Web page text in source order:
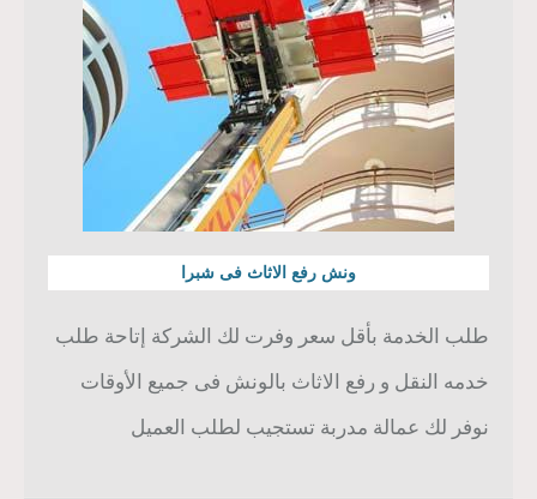
ونش رفع الاثاث فى شبرا
طلب الخدمة بأقل سعر وفرت لك الشركة إتاحة طلب
خدمه النقل و رفع الاثاث بالونش فى جميع الأوقات
نوفر لك عمالة مدربة تستجيب لطلب العميل